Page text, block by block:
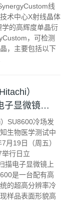
线
术中心X射线晶体
的高辉度单晶衍
，可检测
，主要包括以下
）
子显微镜…
SU8600冷场发
生物医学测试中
月19日（周五）
行日立
描电子显微镜上
是一台配有高
的超高分辨率冷
样品表面形貌高